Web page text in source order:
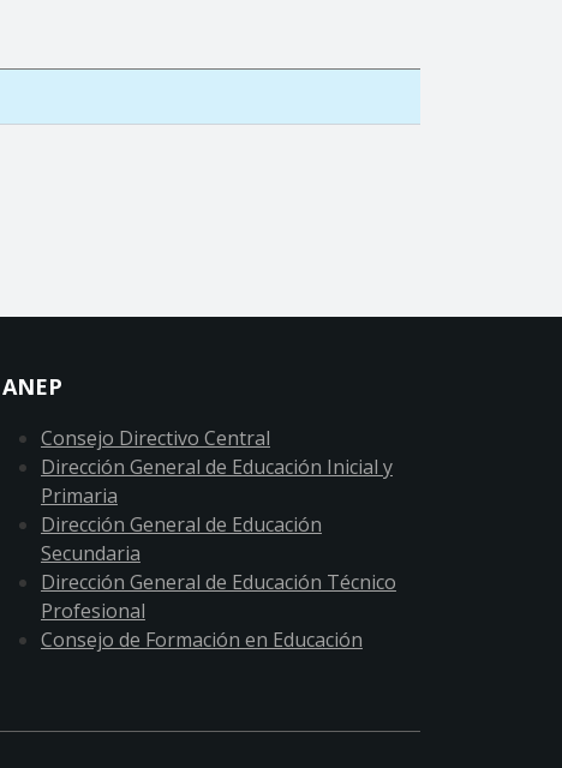
ANEP
Consejo Directivo Central
Dirección General de Educación Inicial y
Primaria
Dirección General de Educación
Secundaria
Dirección General de Educación Técnico
Profesional
Consejo de Formación en Educación